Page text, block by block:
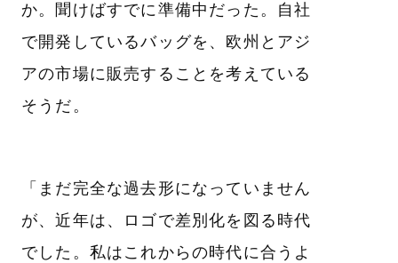
か。聞けばすでに準備中だった。自社
で開発しているバッグを、欧州とアジ
アの市場に販売することを考えている
そうだ。
「まだ完全な過去形になっていません
が、近年は、ロゴで差別化を図る時代
でした。私はこれからの時代に合うよ